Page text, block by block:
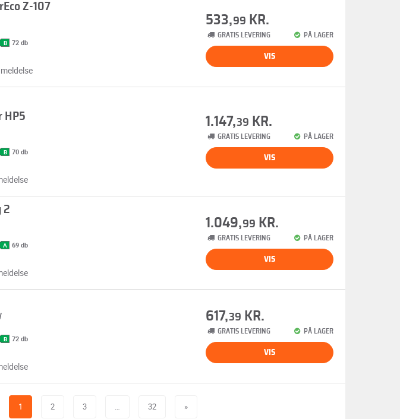
Z-107
B 72 db
533,99 KR.
GRATIS LEVERING PÅ LAGER
VIS
HP5
B 70 db
1.147,39 KR.
GRATIS LEVERING PÅ LAGER
VIS
2
A 69 db
1.049,99 KR.
GRATIS LEVERING PÅ LAGER
VIS
B 72 db
617,39 KR.
GRATIS LEVERING PÅ LAGER
VIS
1 2 3 … 32 »